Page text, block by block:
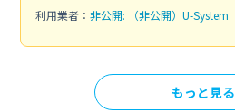
利用業者： 非公開: （非公開）U-System
もっと見る